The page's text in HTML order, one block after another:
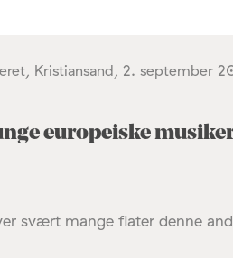
Kristiansand, 2. september
europeiske
svært mange flater denne